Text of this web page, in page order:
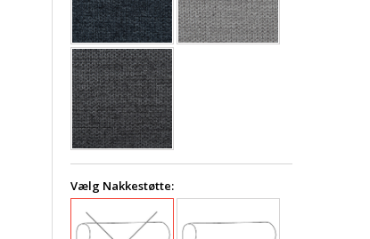
Vælg Nakkestøtte: